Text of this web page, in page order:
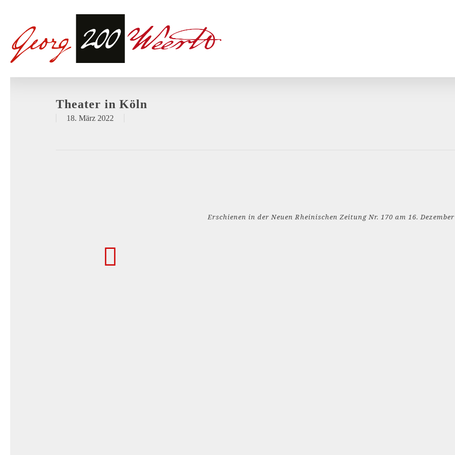
Theater in Köln
18. März 2022
Erschienen in der Neuen Rheinischen Zeitung Nr. 170 am 16. Dezember